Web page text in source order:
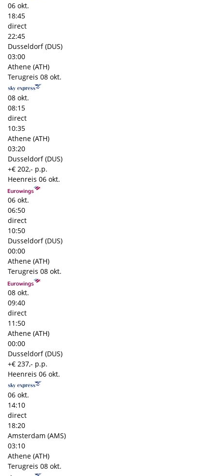
06 okt.
18:45
direct
22:45
Dusseldorf (DUS)
03:00
Athene (ATH)
Terugreis 08 okt.
08 okt.
08:15
direct
10:35
Athene (ATH)
03:20
Dusseldorf (DUS)
+€ 202,- p.p.
Heenreis 06 okt.
06 okt.
06:50
direct
10:50
Dusseldorf (DUS)
00:00
Athene (ATH)
Terugreis 08 okt.
08 okt.
09:40
direct
11:50
Athene (ATH)
00:00
Dusseldorf (DUS)
+€ 237,- p.p.
Heenreis 06 okt.
06 okt.
14:10
direct
18:20
Amsterdam (AMS)
03:10
Athene (ATH)
Terugreis 08 okt.